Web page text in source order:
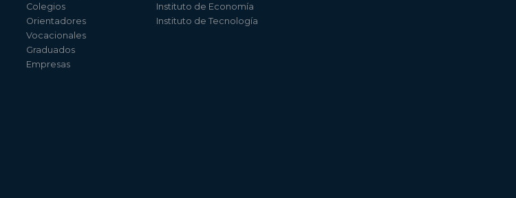
Colegios
Orientadores
Vocacionales
Graduados
Empresas
Instituto de Economía
Instituto de Tecnología